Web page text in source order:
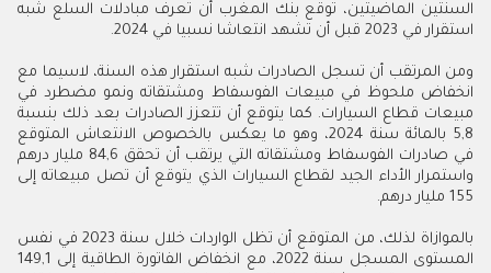
السنتين الماضيتين، توقع بنك المغرب أن تعرف مبادلات السلع شبه
استقرار في 2023 قبل أن تشهد انتعاشا نسبيا في 2024.
ومن المرتقب أن تسجل الصادرات شبه استقرار هذه السنة، لاسيما مع
انخفاض ملحوظ في مبيعات الفوسفاط ومشتقاته ونمو مضطرد في
مبيعات قطاع السيارات. كما يتوقع أن تتعزز الصادرات بعد ذلك بنسبة
5,8 بالمائة سنة 2024، وهو ما يعكس بالخصوص الانتعاش المتوقع
في صادرات الفوسفاط ومشتقاته التي يرتقب أن تحقق 84,6 مليار درهم
واستمرار الأداء الجيد لقطاع السيارات الذي يتوقع أن تصل مبيعاته إلى
155 مليار درهم.
بالموازاة لذلك، من المتوقع أن تظل الواردات خلال سنة 2023 في نفس
المستوى المسجل سنة 2022، مع انخفاض الفاتورة الطاقية إلى 149,1